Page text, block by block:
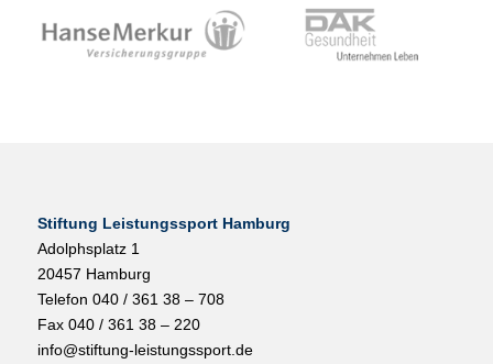
Stiftung Leistungssport Hamburg
Adolphsplatz 1
20457 Hamburg
Telefon 040 / 361 38 – 708
Fax 040 / 361 38 – 220
info@stiftung-leistungssport.de